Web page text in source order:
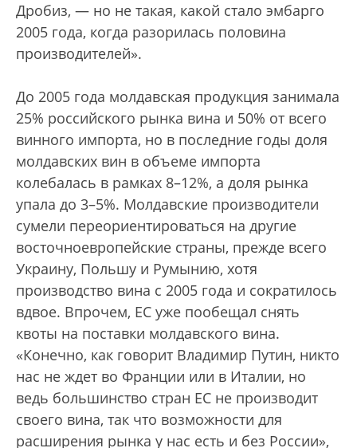
Дробиз, — но не такая, какой стало эмбарго
2005 года, когда разорилась половина
производителей».
До 2005 года молдавская продукция занимала
25% российского рынка вина и 50% от всего
винного импорта, но в последние годы доля
молдавских вин в объеме импорта
колебалась в рамках 8–12%, а доля рынка
упала до 3–5%. Молдавские производители
сумели переориентироваться на другие
восточноевропейские страны, прежде всего
Украину, Польшу и Румынию, хотя
производство вина с 2005 года и сократилось
вдвое. Впрочем, ЕС уже пообещал снять
квоты на поставки молдавского вина.
«Конечно, как говорит Владимир Путин, никто
нас не ждет во Франции или в Италии, но
ведь большинство стран ЕС не производит
своего вина, так что возможности для
расширения рынка у нас есть и без России»,